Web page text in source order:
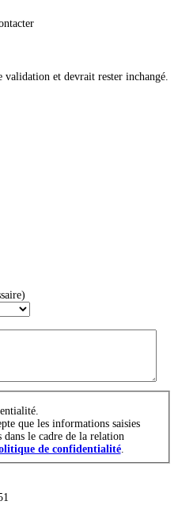
validation et devrait rester inchangé.
que les informations saisies
le cadre de la relation
de confidentialité.